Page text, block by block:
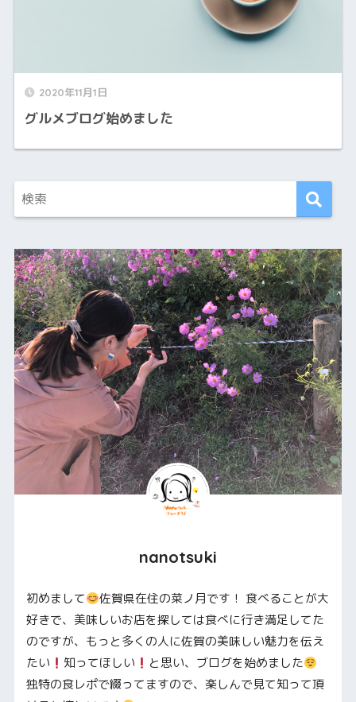
2020年11月1日
グルメブログ始めました
nanotsuki
初めまして
佐賀県在住の菜ノ月です！ 食べることが大
好きで、美味しいお店を探しては食べに行き満足してた
のですが、もっと多くの人に佐賀の美味しい魅力を伝え
たい
知ってほしい
と思い、ブログを始めました
独特の食レポで綴ってますので、楽しんで見て知って頂